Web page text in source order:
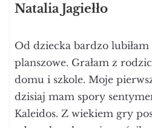
Natalia Jagiełło
Od dziecka bardzo
planszowe. Grałam z
domu i szkole. Moje
dzisiaj mam spory
Kaleidos. Z wiekiem gry